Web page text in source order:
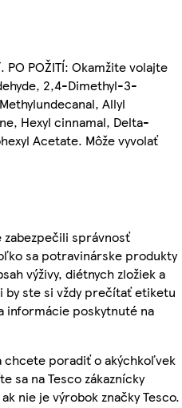
POŽITÍ: Okamžite volajte
2,4-Dimethyl-3-
Allyl
Hexyl cinnamal, Delta-
Acetate. Môže vyvolať
zabezpečili správnosť
sa potravinárske produkty
výživy, diétnych zložiek a
by ste si vždy prečítať etiketu
informácie poskytnuté na
chcete poradiť o akýchkoľvek
sa na Tesco zákaznícky
nie je výrobok značky Tesco.